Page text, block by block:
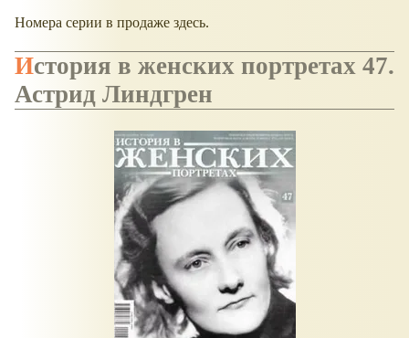
Номера серии в продаже здесь.
История в женских портретах 47.
Астрид Линдгрен